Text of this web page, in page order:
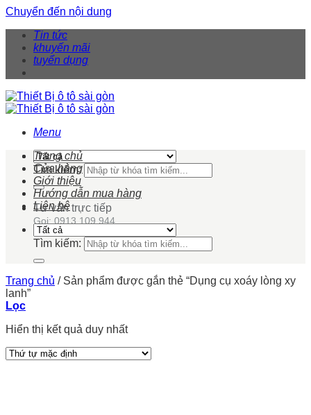
Chuyển đến nội dung
Tin tức
khuyến mãi
tuyển dụng
Menu
Tìm kiếm:
Tư vấn trực tiếp
Gọi: 0913 109 944
Trang chủ
Cửa hàng
Giới thiệu
Hướng dẫn mua hàng
Liên hệ
Tìm kiếm:
Trang chủ /Sản phẩm được gắn thẻ “Dụng cụ xoáy lòng xy
lanh”
Lọc
Hiển thị kết quả duy nhất